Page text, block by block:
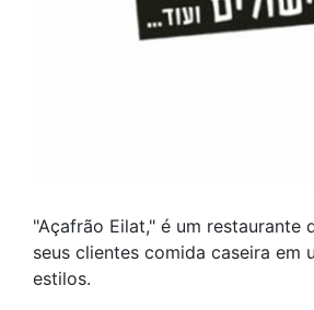
"Açafrão Eilat," é um restaurante
seus clientes comida caseira em
estilos.